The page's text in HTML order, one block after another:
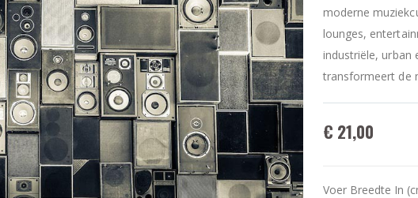
moderne
lounges,
industriële, urban
transformeert de
€ 21,00
Voer Breedte In